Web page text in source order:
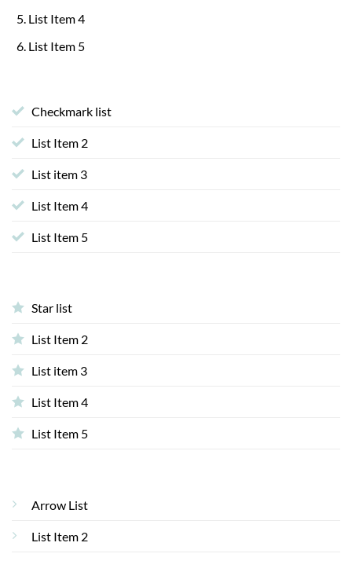
List Item 4
List Item 5
Checkmark list
List Item 2
List item 3
List Item 4
List Item 5
Star list
List Item 2
List item 3
List Item 4
List Item 5
Arrow List
List Item 2